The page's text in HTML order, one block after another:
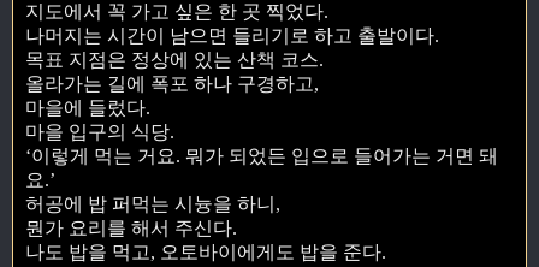
지도에서 꼭 가고 싶은 한 곳 찍었다.
나머지는 시간이 남으면 들리기로 하고 출발이다.
목표 지점은 정상에 있는 산책 코스.
올라가는 길에 폭포 하나 구경하고,
마을에 들렀다.
마을 입구의 식당.
‘이렇게 먹는 거요. 뭐가 되었든 입으로 들어가는 거면 돼
요.’
허공에 밥 퍼먹는 시늉을 하니,
뭔가 요리를 해서 주신다.
나도 밥을 먹고, 오토바이에게도 밥을 준다.